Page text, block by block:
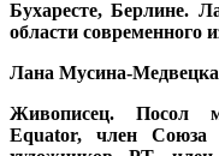
Бухаресте, Берлине.
области современного
Лана Мусина-
Живописец. Посол
Equator, член Союза